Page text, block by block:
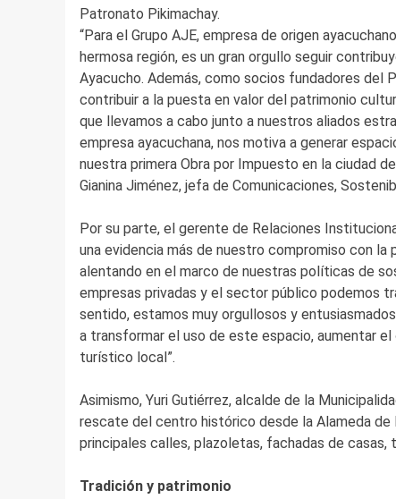
Patronato Pikimachay.
“Para el Grupo AJE, empresa de origen
hermosa región, es un gran orgullo seguir
Ayacucho. Además, como socios fundadores del
contribuir a la puesta en valor del patrimonio
que llevamos a cabo junto a nuestros aliados
empresa ayacuchana, nos motiva a generar
nuestra primera Obra por Impuesto en la ciudad
Gianina Jiménez, jefa de Comunicaciones,
Por su parte, el gerente de Relaciones
una evidencia más de nuestro compromiso con la
alentando en el marco de nuestras políticas de
empresas privadas y el sector público podemos
sentido, estamos muy orgullosos y
a transformar el uso de este espacio, aumentar
turístico local”.
Asimismo, Yuri Gutiérrez, alcalde de la
rescate del centro histórico desde la Alameda de
principales calles, plazoletas, fachadas de casas,
Tradición y patrimonio